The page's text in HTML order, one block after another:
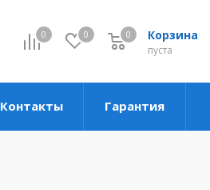
0 0 Корзина
пуста
0
Контакты Гарантия